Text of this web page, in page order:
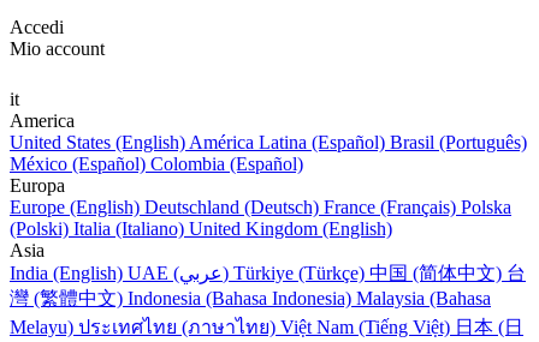
Accedi
Mio account
it
America
United States (English) América Latina (Español) Brasil (Português)
México (Español) Colombia (Español)
Europa
Europe (English) Deutschland (Deutsch) France (Français) Polska
(Polski) Italia (Italiano) United Kingdom (English)
Asia
India (English)
UAE (عربي) Türkiye (Türkçe) 中国 (简体中文) 台
灣 (繁體中文) Indonesia (Bahasa Indonesia) Malaysia (Bahasa
Melayu) ประเทศไทย (ภาษาไทย) Việt Nam (Tiếng Việt) 日本 (日